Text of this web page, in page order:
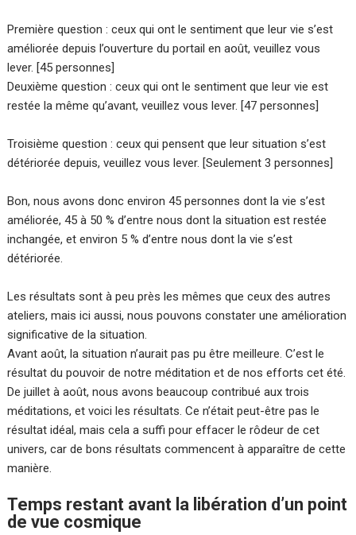
Première question : ceux qui ont le sentiment que leur vie s’est
améliorée depuis l’ouverture du portail en août, veuillez vous
lever. [45 personnes]
Deuxième question : ceux qui ont le sentiment que leur vie est
restée la même qu’avant, veuillez vous lever. [47 personnes]
Troisième question : ceux qui pensent que leur situation s’est
détériorée depuis, veuillez vous lever. [Seulement 3 personnes]
Bon, nous avons donc environ 45 personnes dont la vie s’est
améliorée, 45 à 50 % d’entre nous dont la situation est restée
inchangée, et environ 5 % d’entre nous dont la vie s’est
détériorée.
Les résultats sont à peu près les mêmes que ceux des autres
ateliers, mais ici aussi, nous pouvons constater une amélioration
significative de la situation.
Avant août, la situation n’aurait pas pu être meilleure. C’est le
résultat du pouvoir de notre méditation et de nos efforts cet été.
De juillet à août, nous avons beaucoup contribué aux trois
méditations, et voici les résultats. Ce n’était peut-être pas le
résultat idéal, mais cela a suffi pour effacer le rôdeur de cet
univers, car de bons résultats commencent à apparaître de cette
manière.
Temps restant avant la libération d’un point
de vue cosmique